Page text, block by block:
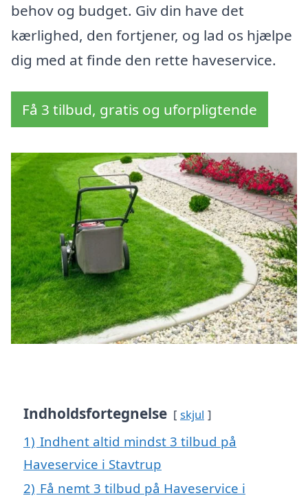
behov og budget. Giv din have det
kærlighed, den fortjener, og lad os hjælpe
dig med at finde den rette haveservice.
Få 3 tilbud, gratis og uforpligtende
Indholdsfortegnelse skjul
1) Indhent altid mindst 3 tilbud på
Haveservice i Stavtrup
2) Få nemt 3 tilbud på Haveservice i